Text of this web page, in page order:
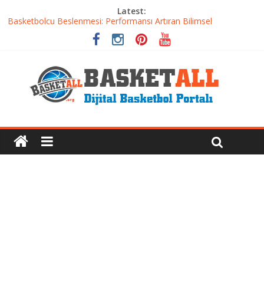
Latest:
Basketbolcu Beslenmesi: Performansı Artıran Bilimsel
Basketbolda Şut Antrenmanı ve Grafik Oluşturma
Dünyanın En İyi Basketbol Takımı: Gerçek Şampiyon Kim?
Etkili Basketbol Antrenmanı Nasıl Olmalı